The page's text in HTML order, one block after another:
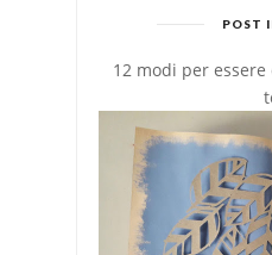
POST
12 modi per essere